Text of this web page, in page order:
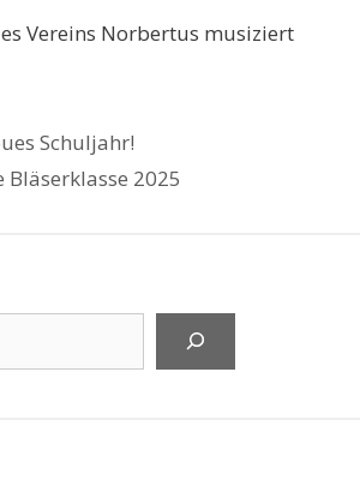
Vereins Norbertus musiziert
Schuljahr!
Bläserklasse 2025